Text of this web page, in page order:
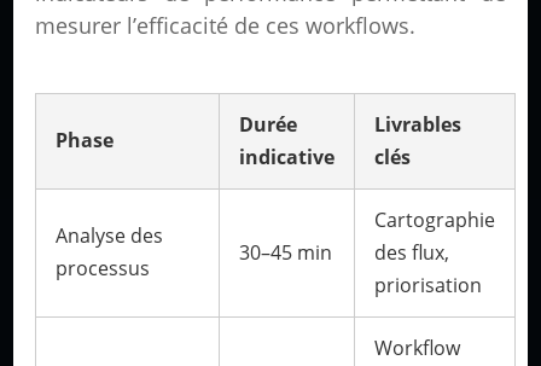
mesurer l’efficacité de ces workflows.
Phase
Durée
indicative
Livrables
clés
Analyse des
processus
30–45 min
Cartographie
des flux,
priorisation
Workflow